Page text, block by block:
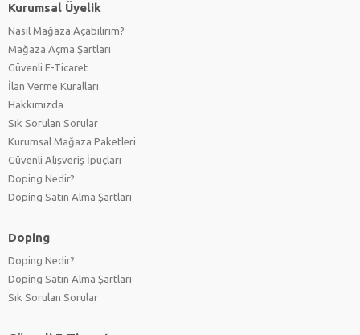
Kurumsal Üyelik
Nasıl Mağaza Açabilirim?
Mağaza Açma Şartları
Güvenli E-Ticaret
İlan Verme Kuralları
Hakkımızda
Sık Sorulan Sorular
Kurumsal Mağaza Paketleri
Güvenli Alışveriş İpuçları
Doping Nedir?
Doping Satın Alma Şartları
Doping
Doping Nedir?
Doping Satın Alma Şartları
Sık Sorulan Sorular